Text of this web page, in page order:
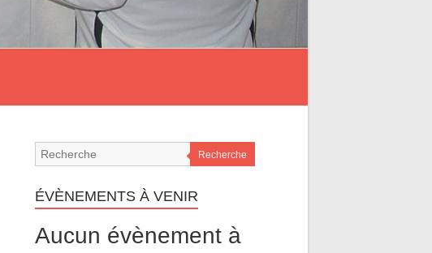
Recherche
ÉVÈNEMENTS À VENIR
Aucun évènement à